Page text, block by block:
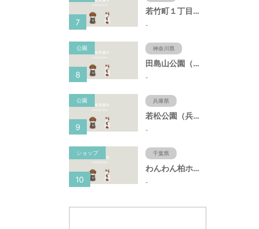
若竹町１丁目第３公園（大阪府豊中市）
-
7
公園 神奈川県
田島山公園（神奈川県藤沢市）
-
8
公園 兵庫県
若松公園（兵庫県神戸市）
-
9
ショップ 千葉県
わんわん柏ホームビレッジ（老犬ホーム・老犬ホテル）
-
10